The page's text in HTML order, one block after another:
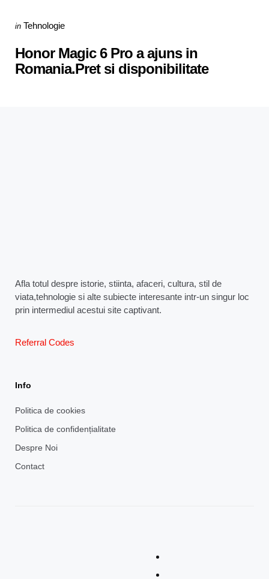
Categories
Posted
in Tehnologie
Honor Magic 6 Pro a ajuns in
Romania.Pret si disponibilitate
Afla totul despre istorie, stiinta, afaceri, cultura, stil de
viata,tehnologie si alte subiecte interesante intr-un singur loc
prin intermediul acestui site captivant.
Referral Codes
Info
Politica de cookies
Politica de confidențialitate
Despre Noi
Contact